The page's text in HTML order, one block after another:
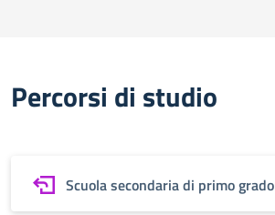
Percorsi di studio
Scuola secondaria di primo grado